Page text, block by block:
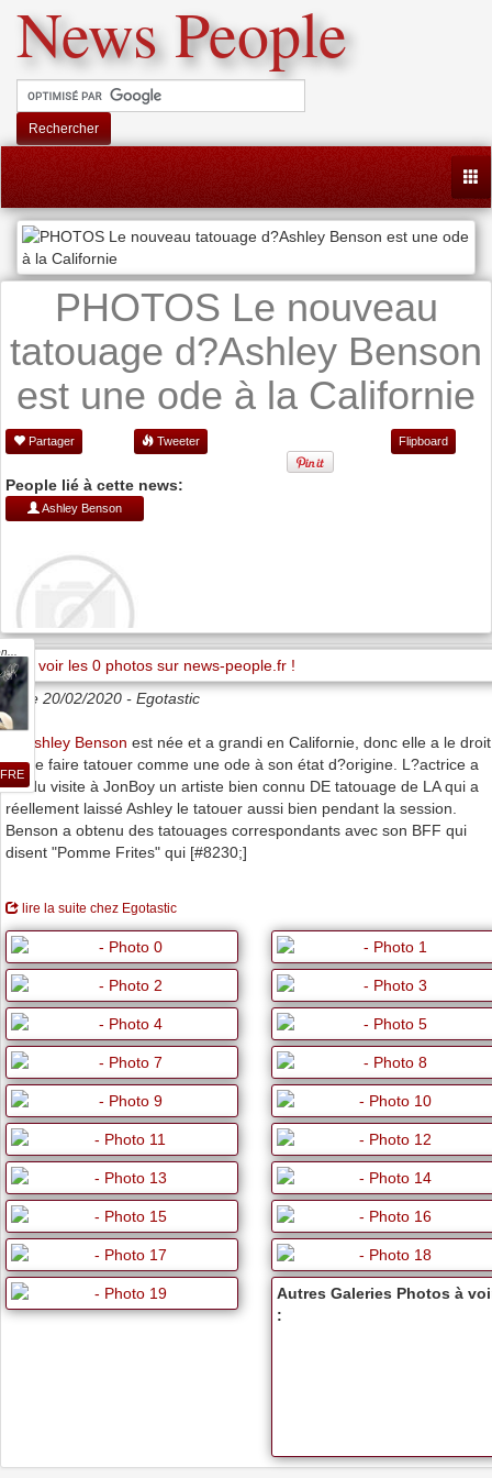
News People
Rechercher
PHOTOS Le nouveau
tatouage d?Ashley Benson
est une ode à la Californie
Partager Tweeter Flipboard
People lié à cette news:
Ashley Benson
Date 20/02/2020 - Egotastic
Ashley Benson est née et a grandi en Californie, donc elle a le droit
de se faire tatouer comme une ode à son état d?origine. L?actrice a
rendu visite à JonBoy un artiste bien connu DE tatouage de LA qui a
réellement laissé Ashley le tatouer aussi bien pendant la session.
Benson a obtenu des tatouages correspondants avec son BFF qui
disent "Pomme Frites" qui [#8230;]
lire la suite chez Egotastic
Autres Galeries Photos à
: